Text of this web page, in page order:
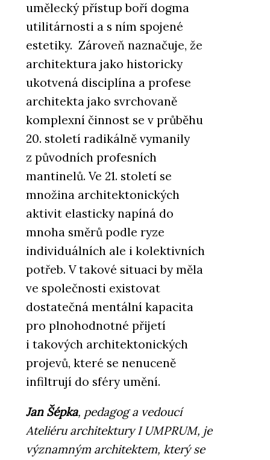
umělecký přístup boří dogma
utilitárnosti a s ním spojené
estetiky. Zároveň naznačuje, že
architektura jako historicky
ukotvená disciplína a profese
architekta jako svrchovaně
komplexní činnost se v průběhu
20. století radikálně vymanily
z původních profesních
mantinelů. Ve 21. století se
množina architektonických
aktivit elasticky napíná do
mnoha směrů podle ryze
individuálních ale i kolektivních
potřeb. V takové situaci by měla
ve společnosti existovat
dostatečná mentální kapacita
pro plnohodnotné přijetí
i takových architektonických
projevů, které se nenuceně
infiltrují do sféry umění.
Jan Šépka, pedagog a vedoucí
Ateliéru architektury I UMPRUM, je
významným architektem, který se